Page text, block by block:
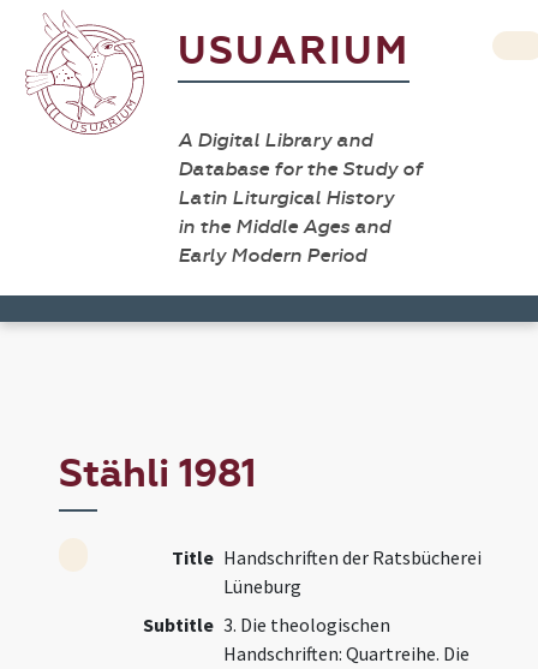
USUARIUM
A Digital Library and
Database for the Study of
Latin Liturgical History
in the Middle Ages and
Early Modern Period
Stähli 1981
Title Handschriften der Ratsbücherei
Lüneburg
Subtitle 3. Die theologischen
Handschriften: Quartreihe. Die